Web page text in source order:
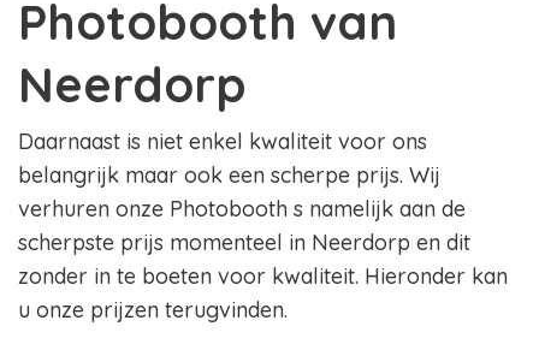
Photobooth van
Neerdorp
Daarnaast is niet enkel kwaliteit voor ons
belangrijk maar ook een scherpe prijs. Wij
verhuren onze Photobooth s namelijk aan de
scherpste prijs momenteel in Neerdorp en dit
zonder in te boeten voor kwaliteit. Hieronder kan
u onze prijzen terugvinden.